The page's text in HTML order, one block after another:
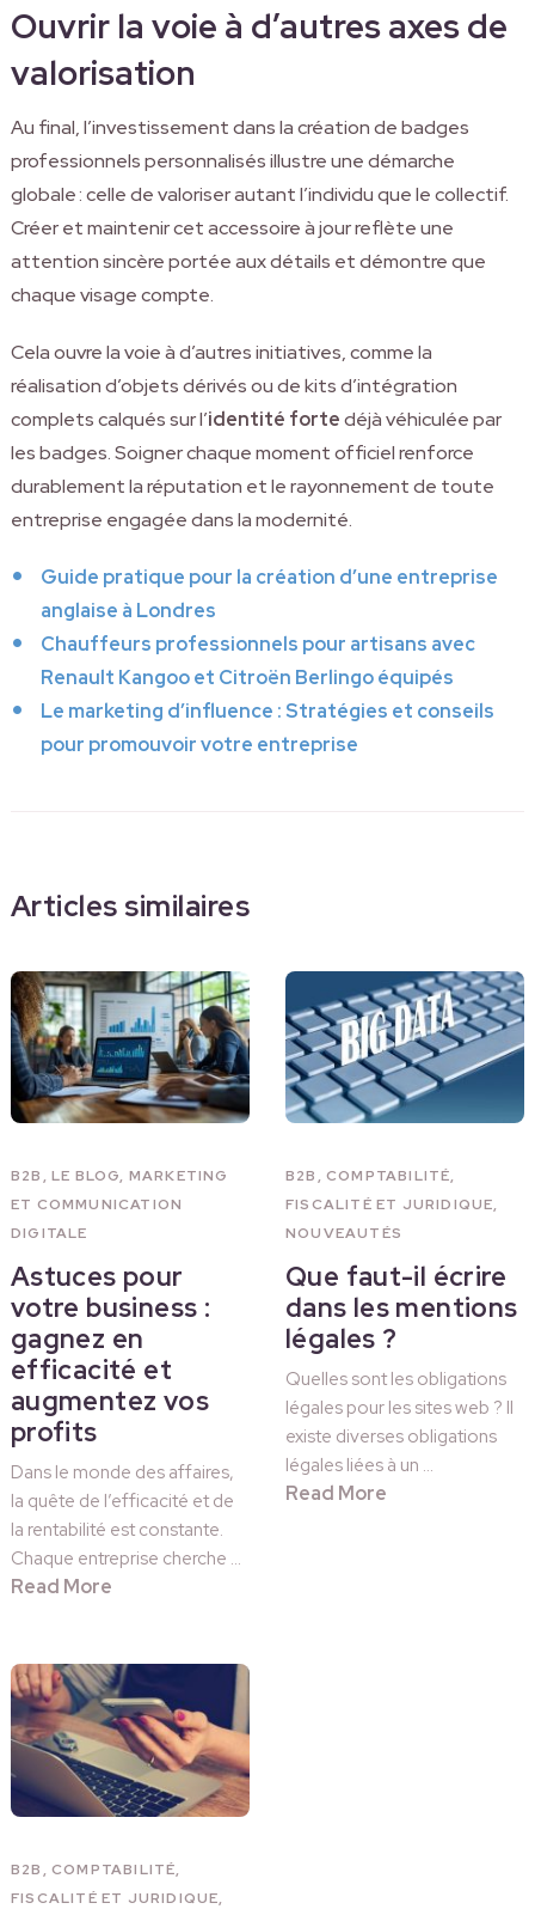
Ouvrir la voie à d’autres axes de
valorisation
Au final, l’investissement dans la création de badges
professionnels personnalisés illustre une démarche
globale : celle de valoriser autant l’individu que le collectif.
Créer et maintenir cet accessoire à jour reflète une
attention sincère portée aux détails et démontre que
chaque visage compte.
Cela ouvre la voie à d’autres initiatives, comme la
réalisation d’objets dérivés ou de kits d’intégration
complets calqués sur l’identité fortedéjà véhiculée par
les badges. Soigner chaque moment officiel renforce
durablement la réputation et le rayonnement de toute
entreprise engagée dans la modernité.
Guide pratique pour la création d’une entreprise
anglaise à Londres
Chauffeurs professionnels pour artisans avec
Renault Kangoo et Citroën Berlingo équipés
Le marketing d’influence : Stratégies et conseils
pour promouvoir votre entreprise
Articles similaires
B2B, LE BLOG, MARKETING
ET COMMUNICATION
DIGITALE
Astuces pour
votre business :
gagnez en
efficacité et
augmentez vos
profits
Dans le monde des affaires,
la quête de l’efficacité et de
la rentabilité est constante.
Chaque entreprise cherche …
Read More
B2B, COMPTABILITÉ,
FISCALITÉ ET JURIDIQUE,
NOUVEAUTÉS
Que faut-il écrire
dans les mentions
légales ?
Quelles sont les obligations
légales pour les sites web ? Il
existe diverses obligations
légales liées à un …
Read More
B2B , COMPTABILITÉ,
FISCALITÉ ET JURIDIQUE,